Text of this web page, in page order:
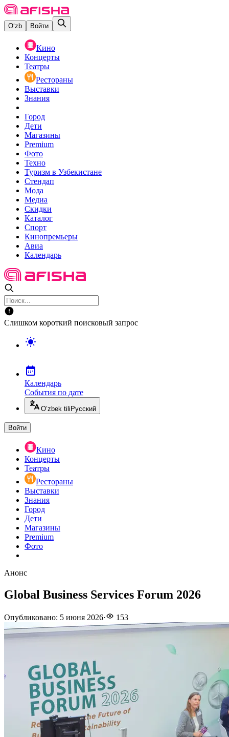
O‘zb Войти
Кино
Концерты
Театры
Рестораны
Выставки
Знания
Город
Дети
Магазины
Premium
Фото
Техно
Туризм в Узбекистане
Стендап
Мода
Медиа
Скидки
Каталог
Спорт
Кинопремьеры
Авиа
Календарь
Слишком короткий поисковый запрос
Календарь
События по дате
O’zbek tili Русский
Войти
Кино
Концерты
Театры
Рестораны
Выставки
Знания
Город
Дети
Магазины
Premium
Фото
Анонс
Global Business Services Forum 2026
Опубликовано: 5 июня 2026· 153